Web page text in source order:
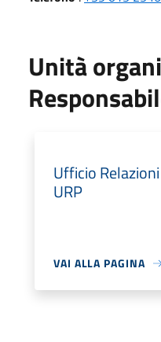
Unità
Ufficio
URP
VAI ALLA PAGINA